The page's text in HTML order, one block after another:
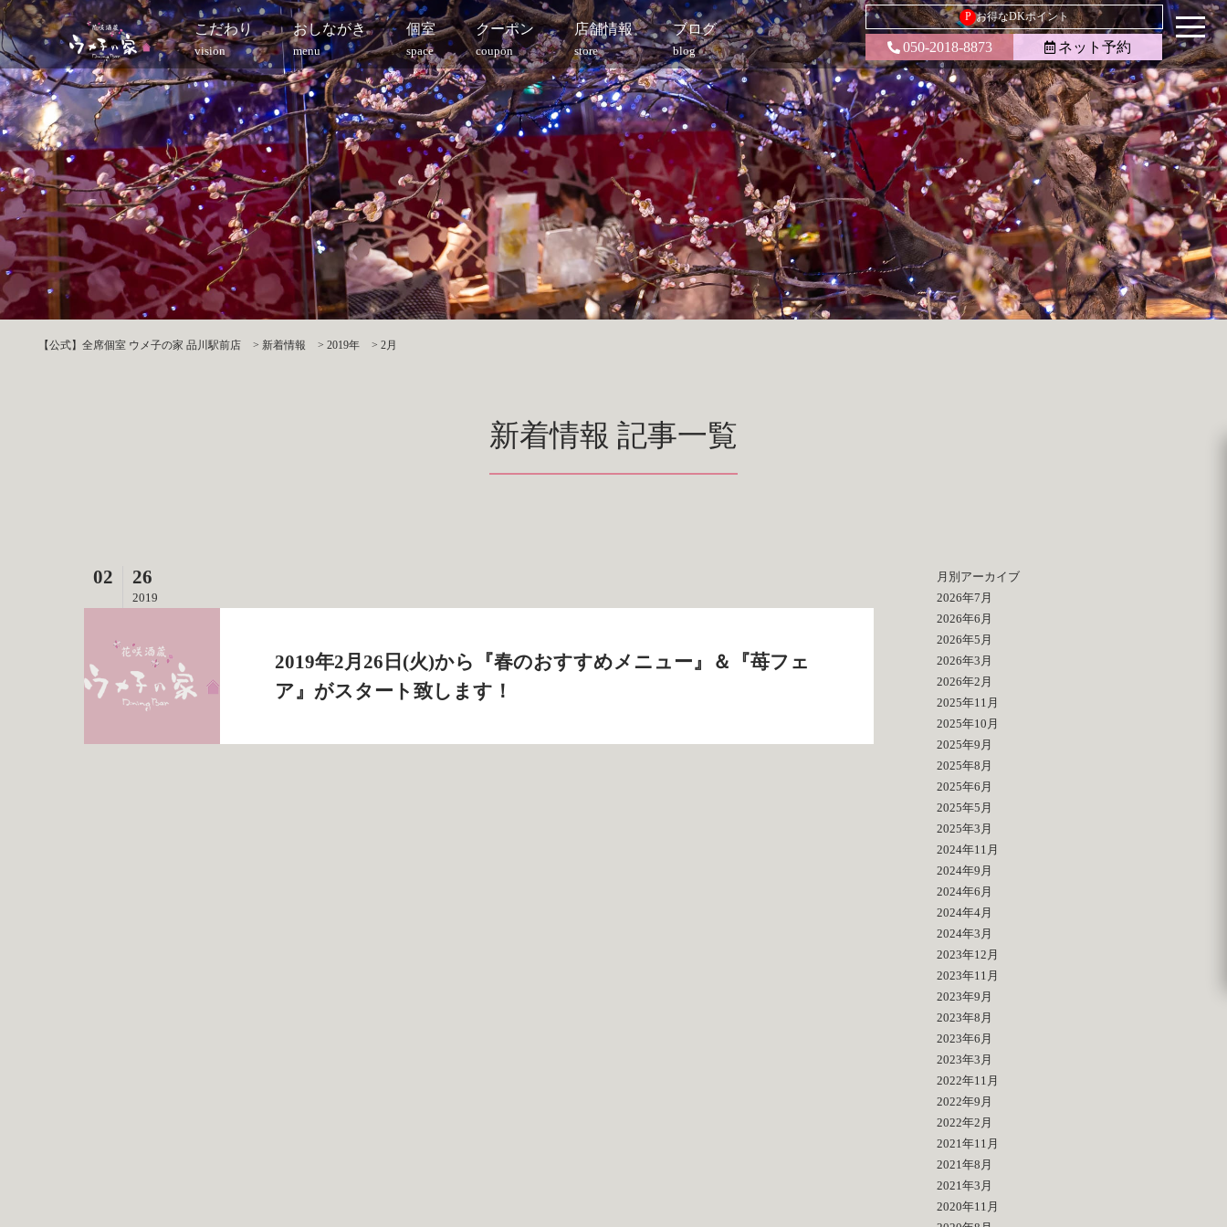
こだわり
vision
おしながき
menu
個室
space
クーポン
coupon
店舗情報
store
ブログ
blog
P お得なDKポイント
050-2018-8873 ネット予約
【公式】全席個室 ウメ子の家 品川駅前店 > 新着情報 > 2019年 > 2月
新着情報 記事一覧
02 26
2019
2019年2月26日(火)から『春のおすすめメニュー』＆『苺フェ
ア』がスタート致します！
月別アーカイブ
2026年7月
2026年6月
2026年5月
2026年3月
2026年2月
2025年11月
2025年10月
2025年9月
2025年8月
2025年6月
2025年5月
2025年3月
2024年11月
2024年9月
2024年6月
2024年4月
2024年3月
2023年12月
2023年11月
2023年9月
2023年8月
2023年6月
2023年3月
2022年11月
2022年9月
2022年2月
2021年11月
2021年8月
2021年3月
2020年11月